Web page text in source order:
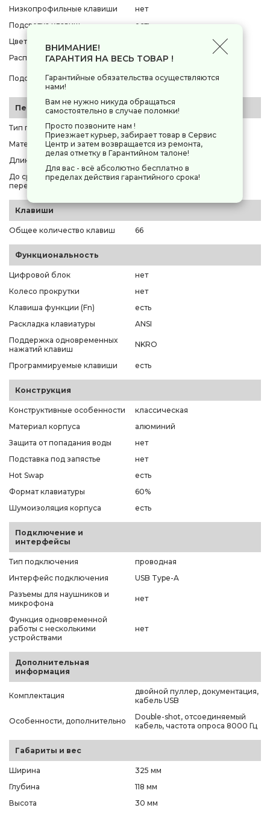
Низкопрофильные клавиши
нет
Подсветка клавиш
есть
Цвет подсветки клавиш
Расположение символов
на торце
Подсвечивается
области кейкапа
Переключатели
Тип переключателей
Материал кейкапов
PBT
Длина пути
До срабатывания
переключателей
регулируемое
Клавиши
Общее количество клавиш 66
Функциональность
Цифровой блок
нет
Колесо прокрутки
нет
Клавиша функции (Fn)
есть
Раскладка клавиатуры
ANSI
Поддержка одновременных
нажатий клавиш
NKRO
Программируемые клавиши есть
Конструкция
Конструктивные особенности
классическая
Материал корпуса
алюминий
Защита от попадания воды
нет
Подставка под запястье
нет
Hot Swap
есть
Формат клавиатуры
60%
Шумоизоляция корпуса
есть
Подключение и
интерфейсы
Тип подключения
проводная
Интерфейс подключения
USB Type-A
Разъемы для наушников и
микрофона
нет
Функция одновременной
работы с несколькими
устройствами
нет
Дополнительная
информация
Комплектация
двойной пуллер, документация,
кабель USB
Особенности, дополнительно
Double-shot, отсоединяемый
кабель, частота опроса 8000 Гц
Габариты и вес
Ширина
325 мм
Глубина
118 мм
Высота
30 мм
ВНИМАНИЕ!
ГАРАНТИЯ НА ВЕСЬ ТОВАР !
Гарантийные обязательства осуществляются
нами!
Вам не нужно никуда обращаться
самостоятельно в случае поломки!
Просто позвоните нам !
Приезжает курьер, забирает товар в Сервис
Центр и затем возвращается из ремонта,
делая отметку в Гарантийном талоне!
Для вас - всё абсолютно бесплатно в
пределах действия гарантийного срока!